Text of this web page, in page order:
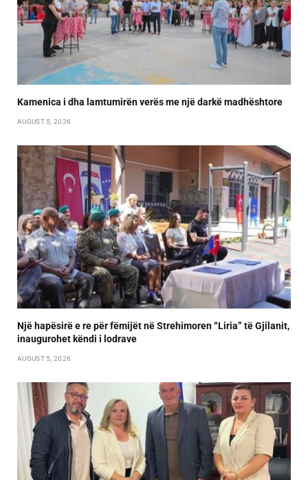
Kamenica i dha lamtumirën verës me një darkë madhështore
AUGUST 5, 2026
Një hapësirë e re për fëmijët në Strehimoren “Liria” të Gjilanit,
inaugurohet këndi i lodrave
AUGUST 5, 2026